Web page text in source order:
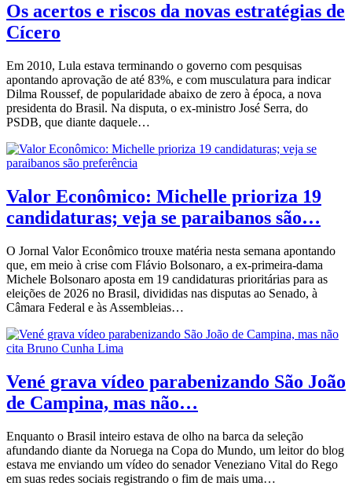
Os acertos e riscos da novas estratégias de
Cícero
Em 2010, Lula estava terminando o governo com pesquisas
apontando aprovação de até 83%, e com musculatura para indicar
Dilma Roussef, de popularidade abaixo de zero à época, a nova
presidenta do Brasil. Na disputa, o ex-ministro José Serra, do
PSDB, que diante daquele…
Valor Econômico: Michelle prioriza 19
candidaturas; veja se paraibanos são…
O Jornal Valor Econômico trouxe matéria nesta semana apontando
que, em meio à crise com Flávio Bolsonaro, a ex-primeira-dama
Michele Bolsonaro aposta em 19 candidaturas prioritárias para as
eleições de 2026 no Brasil, divididas nas disputas ao Senado, à
Câmara Federal e às Assembleias…
Vené grava vídeo parabenizando São João
de Campina, mas não…
Enquanto o Brasil inteiro estava de olho na barca da seleção
afundando diante da Noruega na Copa do Mundo, um leitor do blog
estava me enviando um vídeo do senador Veneziano Vital do Rego
em suas redes sociais registrando o fim de mais uma…